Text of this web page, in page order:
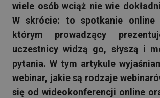
wiele osób wciąż nie wie
W skrócie: to spotkanie online
którym prowadzący
uczestnicy widzą go, słyszą i
pytania. W tym artykule
webinar, jakie są rodzaje
się od wideokonferencji online